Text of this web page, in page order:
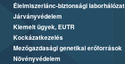
Élelmiszerlánc-biztonsági laborhálózat
Járványvédelem
Kiemelt ügyek, EUTR
Kockázatkezelés
Mezőgazdasági genetikai erőforrások
Növényvédelem